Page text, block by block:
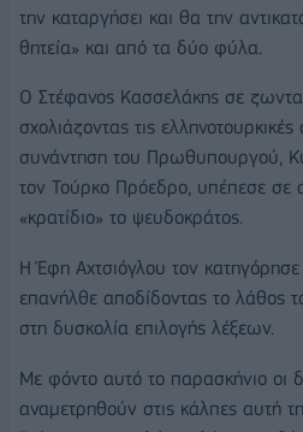
την καταργήσει και θα την
θητεία» και από τα δύο φύλα.
Ο Στέφανος Κασσελάκης σε
σχολιάζοντας τις
συνάντηση του Πρωθυπουργού,
τον Τούρκο Πρόεδρο, υπέπεσε σε
«κρατίδιο» το ψευδοκράτος.
Η Έφη Αχτσιόγλου τον
επανήλθε αποδίδοντας το λάθος
στη δυσκολία επιλογής λέξεων.
Με φόντο αυτό το παρασκήνιο οι
αναμετρηθούν στις κάλπες αυτή